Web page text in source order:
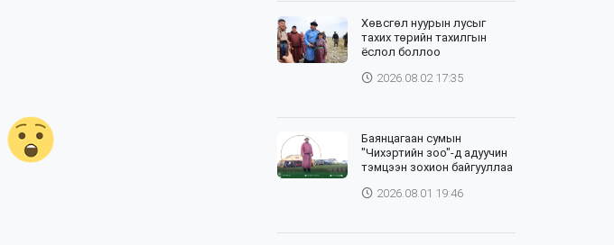
Хөвсгөл нуурын лусыг
тахих төрийн тахилгын
ёслол боллоо
2026.08.02 17:35
Баянцагаан сумын
"Чихэртийн зоо"-д адуучин
тэмцээн зохион байгууллаа
2026.08.01 19:46